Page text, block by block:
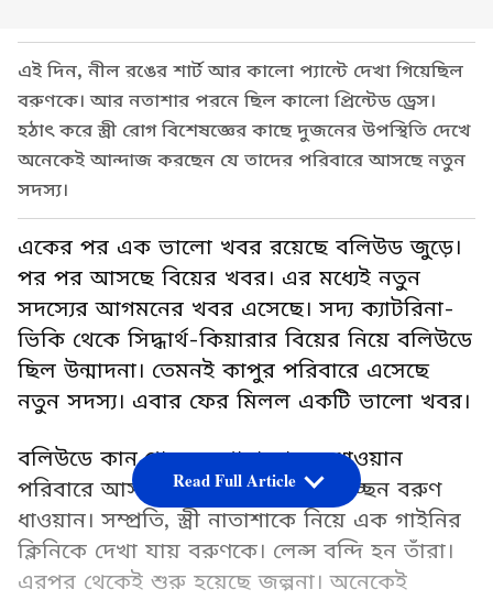
এই দিন, নীল রঙের শার্ট আর কালো প্যান্টে দেখা গিয়েছিল
বরুণকে। আর নতাশার পরনে ছিল কালো প্রিন্টেড ড্রেস।
হঠাৎ করে স্ত্রী রোগ বিশেষজ্ঞের কাছে দুজনের উপস্থিতি দেখে
অনেকেই আন্দাজ করছেন যে তাদের পরিবারে আসছে নতুন
সদস্য।
একের পর এক ভালো খবর রয়েছে বলিউড জুড়ে।
পর পর আসছে বিয়ের খবর। এর মধ্যেই নতুন
সদস্যের আগমনের খবর এসেছে। সদ্য ক্যাটরিনা-
ভিকি থেকে সিদ্ধার্থ-কিয়ারার বিয়ের নিয়ে বলিউডে
ছিল উন্মাদনা। তেমনই কাপুর পরিবারে এসেছে
নতুন সদস্য। এবার ফের মিলল একটি ভালো খবর।
বলিউডে কান পাতলে শোনা যাচ্ছে, ধাওয়ান
পরিবারে আসছে নতুন সদস্য। বাবা হচ্ছেন বরুণ
ধাওয়ান। সম্প্রতি, স্ত্রী নাতাশাকে নিয়ে এক গাইনির
ক্লিনিকে দেখা যায় বরুণকে। লেন্স বন্দি হন তাঁরা।
এরপর থেকেই শুরু হয়েছে জল্পনা। অনেকেই
Read Full Article